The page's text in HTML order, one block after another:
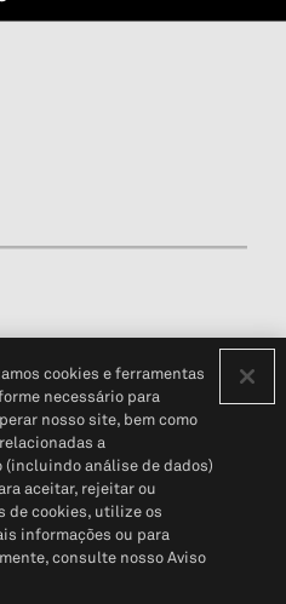
do cliente (em inglês)
© 2026 S&P Global
cookies e ferramentas
necessário para
nosso site, bem como
a
análise de dados)
aceitar, rejeitar ou
de cookies, utilize os
informações ou para
consulte nosso Aviso